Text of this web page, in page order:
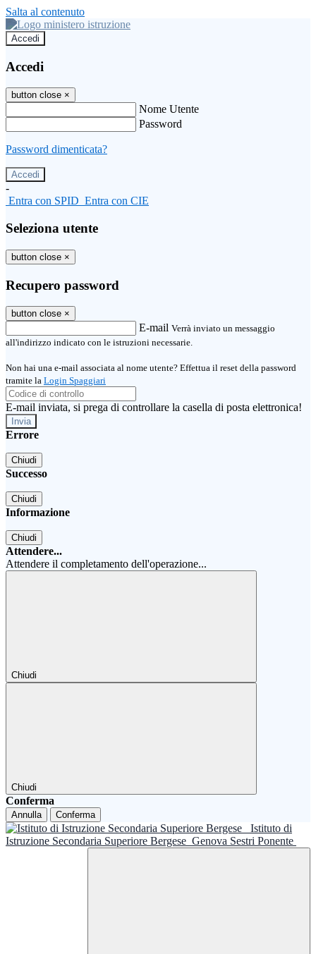
Salta al contenuto
Accedi
Accedi
button close ×
Nome Utente
Password
Password dimenticata?
-
Entra con SPID Entra con CIE
Seleziona utente
button close ×
Recupero password
button close ×
E-mail Verrà inviato un messaggio
all'indirizzo indicato con le istruzioni necessarie.
Non hai una e-mail associata al nome utente? Effettua il reset della password
tramite la Login Spaggiari
E-mail inviata, si prega di controllare la casella di posta elettronica!
Errore
Chiudi
Successo
Chiudi
Informazione
Chiudi
Attendere...
Attendere il completamento dell'operazione...
Chiudi
Chiudi
Conferma
Annulla Conferma
Istituto di
Istruzione Secondaria Superiore Bergese Genova Sestri Ponente